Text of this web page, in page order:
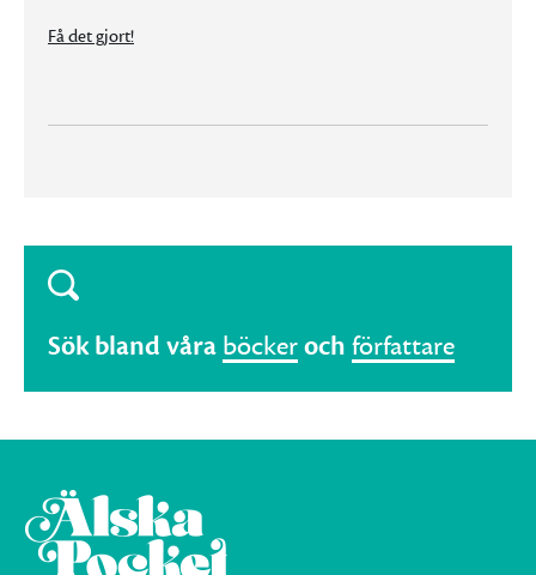
Få det gjort!
Sök bland våra böckeroch författare